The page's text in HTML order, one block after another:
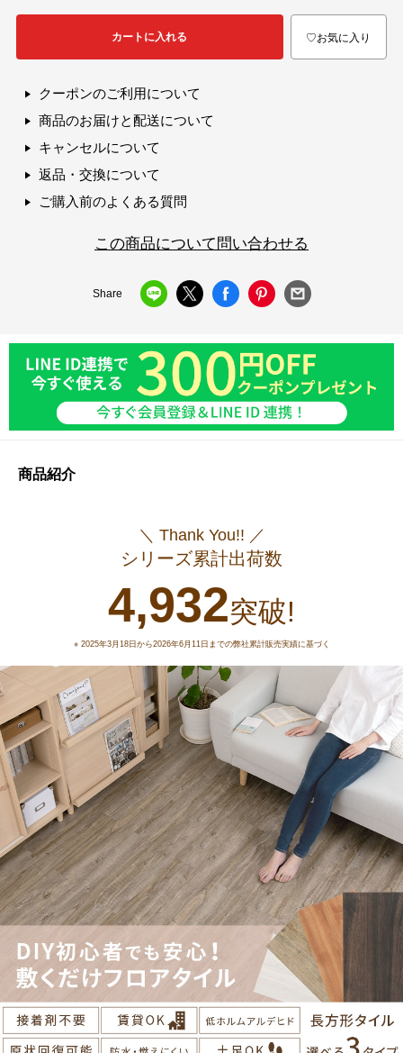
カートに入れる ♡お気に入り
クーポンのご利用について
商品のお届けと配送について
キャンセルについて
返品・交換について
ご購入前のよくある質問
この商品について問い合わせる
Share
商品紹介
＼ Thank You!! ／
シリーズ累計出荷数
4,932突破!
※ 2025年3月18日から2026年6月11日までの弊社累計販売実績に基づく